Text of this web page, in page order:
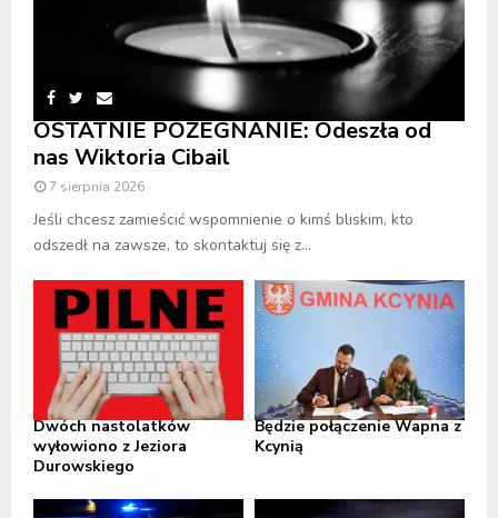
OSTATNIE POŻEGNANIE: Odeszła od
nas Wiktoria Cibail
7 sierpnia 2026
Jeśli chcesz zamieścić wspomnienie o kimś bliskim, kto
odszedł na zawsze, to skontaktuj się z...
Dwóch nastolatków
wyłowiono z Jeziora
Durowskiego
Będzie połączenie Wapna z
Kcynią